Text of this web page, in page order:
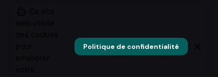
Politique de confidentialité